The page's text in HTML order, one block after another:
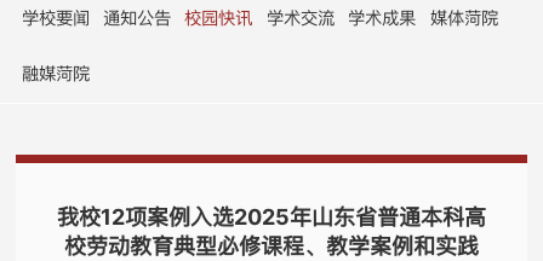
学校要闻 通知公告 校园快讯 学术交流 学术成果 媒体菏院
融媒菏院
我校12项案例入选2025年山东省普通本科高
校劳动教育典型必修课程、教学案例和实践